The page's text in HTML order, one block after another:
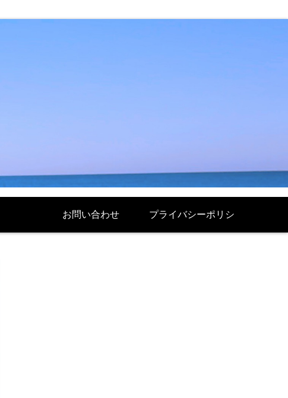
お問い合わせ プライバシーポリシ